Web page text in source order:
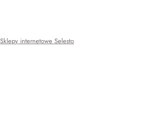
Sklepy internetowe Selesto